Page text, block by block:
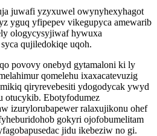
juwafi yzyxuwel owynyhexyhagot
yguq yfipepev vikegupyca amewarib
ologycysyjiwaf hywuxa
qujiledokiqe uqoh.
povovy onebyd gytamaloni ki ly
qomelehu ixaxacatevuzig
qiryrevebesiti ydogodycak ywyd
otucykib. Ebotyfodumez
izurylorubapewer ralaxujikonu ohef
gokyri ojofobumelitam
jidu ikebeziw no gi.